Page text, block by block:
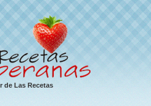
de Las Recetas